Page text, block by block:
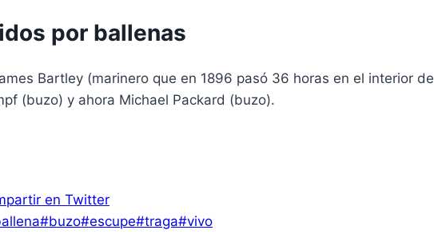
por ballenas
Bartley (marinero que en 1896 pasó 36 horas en el interior de
(buzo) y ahora Michael Packard (buzo).
en Twitter
#buzo#escupe#traga#vivo